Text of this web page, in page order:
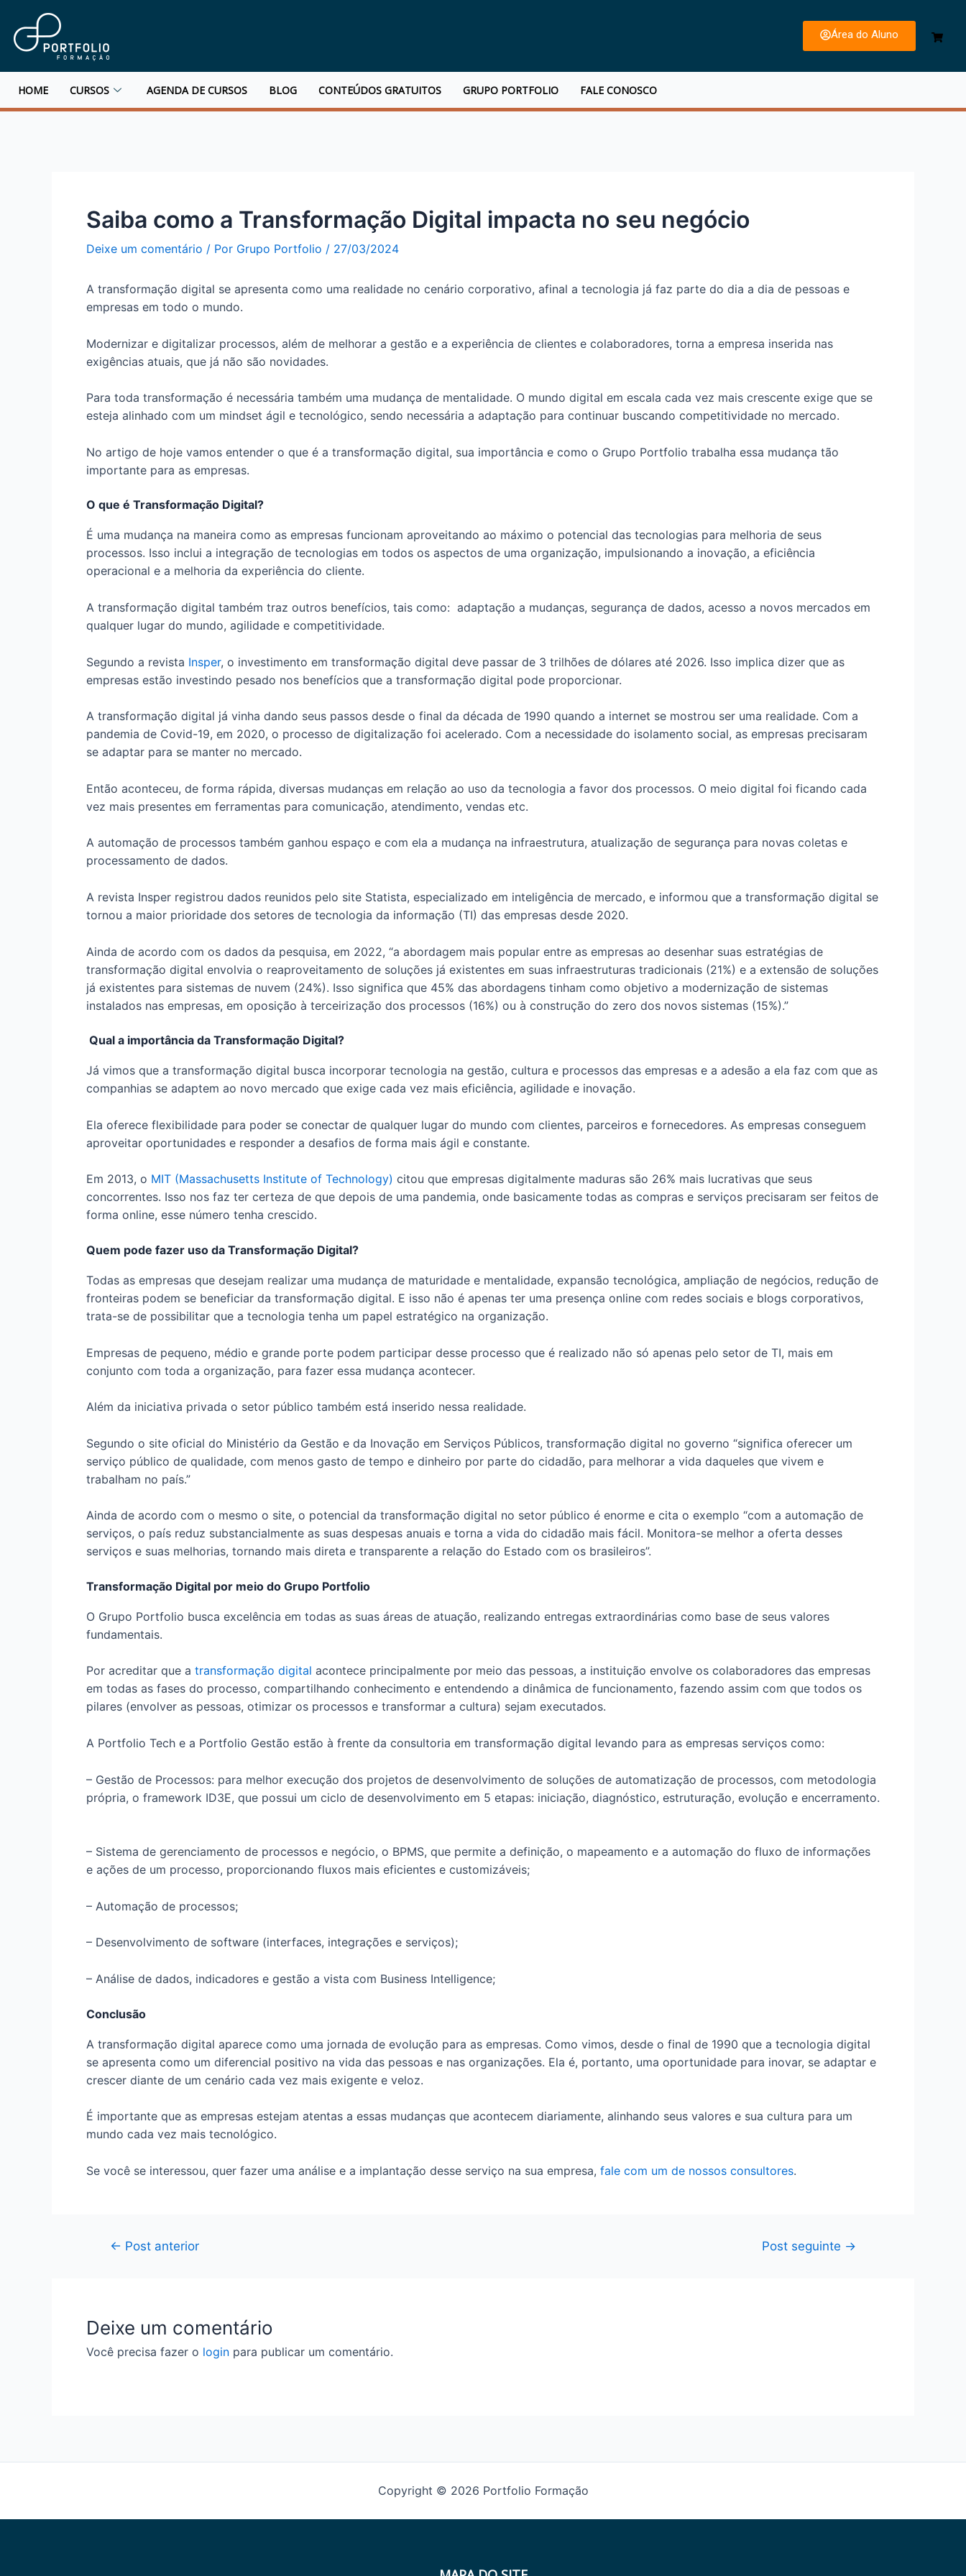
Área do Aluno
HOME CURSOS AGENDA DE CURSOS BLOG CONTEÚDOS GRATUITOS GRUPO PORTFOLIO FALE CONOSCO
Saiba como a Transformação Digital impacta no seu negócio
Deixe um comentário / Por Grupo Portfolio / 27/03/2024
A transformação digital se apresenta como uma realidade no cenário corporativo, afinal a tecnologia já faz parte do dia a dia de pessoas e
empresas em todo o mundo.
Modernizar e digitalizar processos, além de melhorar a gestão e a experiência de clientes e colaboradores, torna a empresa inserida nas
exigências atuais, que já não são novidades.
Para toda transformação é necessária também uma mudança de mentalidade. O mundo digital em escala cada vez mais crescente exige que se
esteja alinhado com um mindset ágil e tecnológico, sendo necessária a adaptação para continuar buscando competitividade no mercado.
No artigo de hoje vamos entender o que é a transformação digital, sua importância e como o Grupo Portfolio trabalha essa mudança tão
importante para as empresas.
O que é Transformação Digital?
É uma mudança na maneira como as empresas funcionam aproveitando ao máximo o potencial das tecnologias para melhoria de seus
processos. Isso inclui a integração de tecnologias em todos os aspectos de uma organização, impulsionando a inovação, a eficiência
operacional e a melhoria da experiência do cliente.
A transformação digital também traz outros benefícios, tais como: adaptação a mudanças, segurança de dados, acesso a novos mercados em
qualquer lugar do mundo, agilidade e competitividade.
Segundo a revista Insper, o investimento em transformação digital deve passar de 3 trilhões de dólares até 2026. Isso implica dizer que as
empresas estão investindo pesado nos benefícios que a transformação digital pode proporcionar.
A transformação digital já vinha dando seus passos desde o final da década de 1990 quando a internet se mostrou ser uma realidade. Com a
pandemia de Covid-19, em 2020, o processo de digitalização foi acelerado. Com a necessidade do isolamento social, as empresas precisaram
se adaptar para se manter no mercado.
Então aconteceu, de forma rápida, diversas mudanças em relação ao uso da tecnologia a favor dos processos. O meio digital foi ficando cada
vez mais presentes em ferramentas para comunicação, atendimento, vendas etc.
A automação de processos também ganhou espaço e com ela a mudança na infraestrutura, atualização de segurança para novas coletas e
processamento de dados.
A revista Insper registrou dados reunidos pelo site Statista, especializado em inteligência de mercado, e informou que a transformação digital se
tornou a maior prioridade dos setores de tecnologia da informação (TI) das empresas desde 2020.
Ainda de acordo com os dados da pesquisa, em 2022, “a abordagem mais popular entre as empresas ao desenhar suas estratégias de
transformação digital envolvia o reaproveitamento de soluções já existentes em suas infraestruturas tradicionais (21%) e a extensão de soluções
já existentes para sistemas de nuvem (24%). Isso significa que 45% das abordagens tinham como objetivo a modernização de sistemas
instalados nas empresas, em oposição à terceirização dos processos (16%) ou à construção do zero dos novos sistemas (15%).”
Qual a importância da Transformação Digital?
Já vimos que a transformação digital busca incorporar tecnologia na gestão, cultura e processos das empresas e a adesão a ela faz com que as
companhias se adaptem ao novo mercado que exige cada vez mais eficiência, agilidade e inovação.
Ela oferece flexibilidade para poder se conectar de qualquer lugar do mundo com clientes, parceiros e fornecedores. As empresas conseguem
aproveitar oportunidades e responder a desafios de forma mais ágil e constante.
Em 2013, o MIT (Massachusetts Institute of Technology) citou que empresas digitalmente maduras são 26% mais lucrativas que seus
concorrentes. Isso nos faz ter certeza de que depois de uma pandemia, onde basicamente todas as compras e serviços precisaram ser feitos de
forma online, esse número tenha crescido.
Quem pode fazer uso da Transformação Digital?
Todas as empresas que desejam realizar uma mudança de maturidade e mentalidade, expansão tecnológica, ampliação de negócios, redução de
fronteiras podem se beneficiar da transformação digital. E isso não é apenas ter uma presença online com redes sociais e blogs corporativos,
trata-se de possibilitar que a tecnologia tenha um papel estratégico na organização.
Empresas de pequeno, médio e grande porte podem participar desse processo que é realizado não só apenas pelo setor de TI, mais em
conjunto com toda a organização, para fazer essa mudança acontecer.
Além da iniciativa privada o setor público também está inserido nessa realidade.
Segundo o site oficial do Ministério da Gestão e da Inovação em Serviços Públicos, transformação digital no governo “significa oferecer um
serviço público de qualidade, com menos gasto de tempo e dinheiro por parte do cidadão, para melhorar a vida daqueles que vivem e
trabalham no país.”
Ainda de acordo com o mesmo o site, o potencial da transformação digital no setor público é enorme e cita o exemplo “com a automação de
serviços, o país reduz substancialmente as suas despesas anuais e torna a vida do cidadão mais fácil. Monitora-se melhor a oferta desses
serviços e suas melhorias, tornando mais direta e transparente a relação do Estado com os brasileiros”.
Transformação Digital por meio do Grupo Portfolio
O Grupo Portfolio busca excelência em todas as suas áreas de atuação, realizando entregas extraordinárias como base de seus valores
fundamentais.
Por acreditar que a transformação digital acontece principalmente por meio das pessoas, a instituição envolve os colaboradores das empresas
em todas as fases do processo, compartilhando conhecimento e entendendo a dinâmica de funcionamento, fazendo assim com que todos os
pilares (envolver as pessoas, otimizar os processos e transformar a cultura) sejam executados.
A Portfolio Tech e a Portfolio Gestão estão à frente da consultoria em transformação digital levando para as empresas serviços como:
– Gestão de Processos: para melhor execução dos projetos de desenvolvimento de soluções de automatização de processos, com metodologia
própria, o framework ID3E, que possui um ciclo de desenvolvimento em 5 etapas: iniciação, diagnóstico, estruturação, evolução e encerramento.
– Sistema de gerenciamento de processos e negócio, o BPMS, que permite a definição, o mapeamento e a automação do fluxo de informações
e ações de um processo, proporcionando fluxos mais eficientes e customizáveis;
– Automação de processos;
– Desenvolvimento de software (interfaces, integrações e serviços);
– Análise de dados, indicadores e gestão a vista com Business Intelligence;
Conclusão
A transformação digital aparece como uma jornada de evolução para as empresas. Como vimos, desde o final de 1990 que a tecnologia digital
se apresenta como um diferencial positivo na vida das pessoas e nas organizações. Ela é, portanto, uma oportunidade para inovar, se adaptar e
crescer diante de um cenário cada vez mais exigente e veloz.
É importante que as empresas estejam atentas a essas mudanças que acontecem diariamente, alinhando seus valores e sua cultura para um
mundo cada vez mais tecnológico.
Se você se interessou, quer fazer uma análise e a implantação desse serviço na sua empresa, fale com um de nossos consultores.
← Post anterior Post seguinte →
Deixe um comentário
Você precisa fazer o login para publicar um comentário.
Copyright © 2026 Portfolio Formação